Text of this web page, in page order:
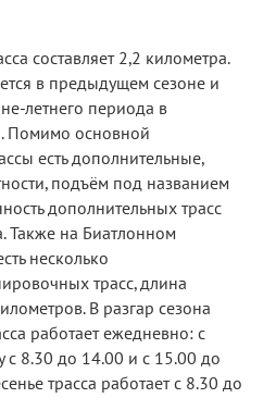
составляет 2,2 километра.
в предыдущем сезоне и
летнего периода в
Помимо основной
есть дополнительные,
подъём под названием
дополнительных трасс
Также на Биатлонном
несколько
трасс, длина
В разгар сезона
работает ежедневно: с
с 8.30 до 14.00 и с 15.00 до
трасса работает с 8.30 до